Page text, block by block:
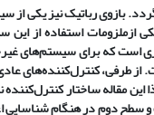
بازوی رباتیک نیز یکی از
استفاده از این
است که برای سیستم‌های
طرفی، کنترل‌کننده‌های عادی
مقاله ساختار کنترل‌کننده
سطح دوم در هنگام